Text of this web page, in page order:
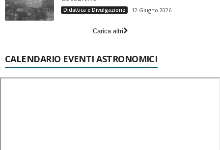
Didattica e Divulgazione 12 Giugno 2026
Carica altri
CALENDARIO EVENTI ASTRONOMICI